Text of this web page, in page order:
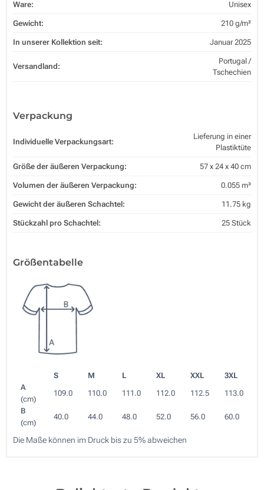
Ware: Unisex
Gewicht: 210 g/m²
In unserer Kollektion seit: Januar 2025
Versandland:
Portugal /
Tschechien
Verpackung
Individuelle Verpackungsart:
Lieferung in einer
Plastiktüte
Größe der äußeren Verpackung: 57 x 24 x 40 cm
Volumen der äußeren Verpackung: 0.055 m³
Gewicht der äußeren Schachtel: 11.75 kg
Stückzahl pro Schachtel: 25 Stück
Größentabelle
S M L XL XXL
3XL
A
(cm)
109.0 110.0 111.0 112.0 112.5
113.0
B
(cm)
40.0 44.0 48.0 52.0 56.0 60.0
Die Maße können im Druck bis zu 5% abweichen